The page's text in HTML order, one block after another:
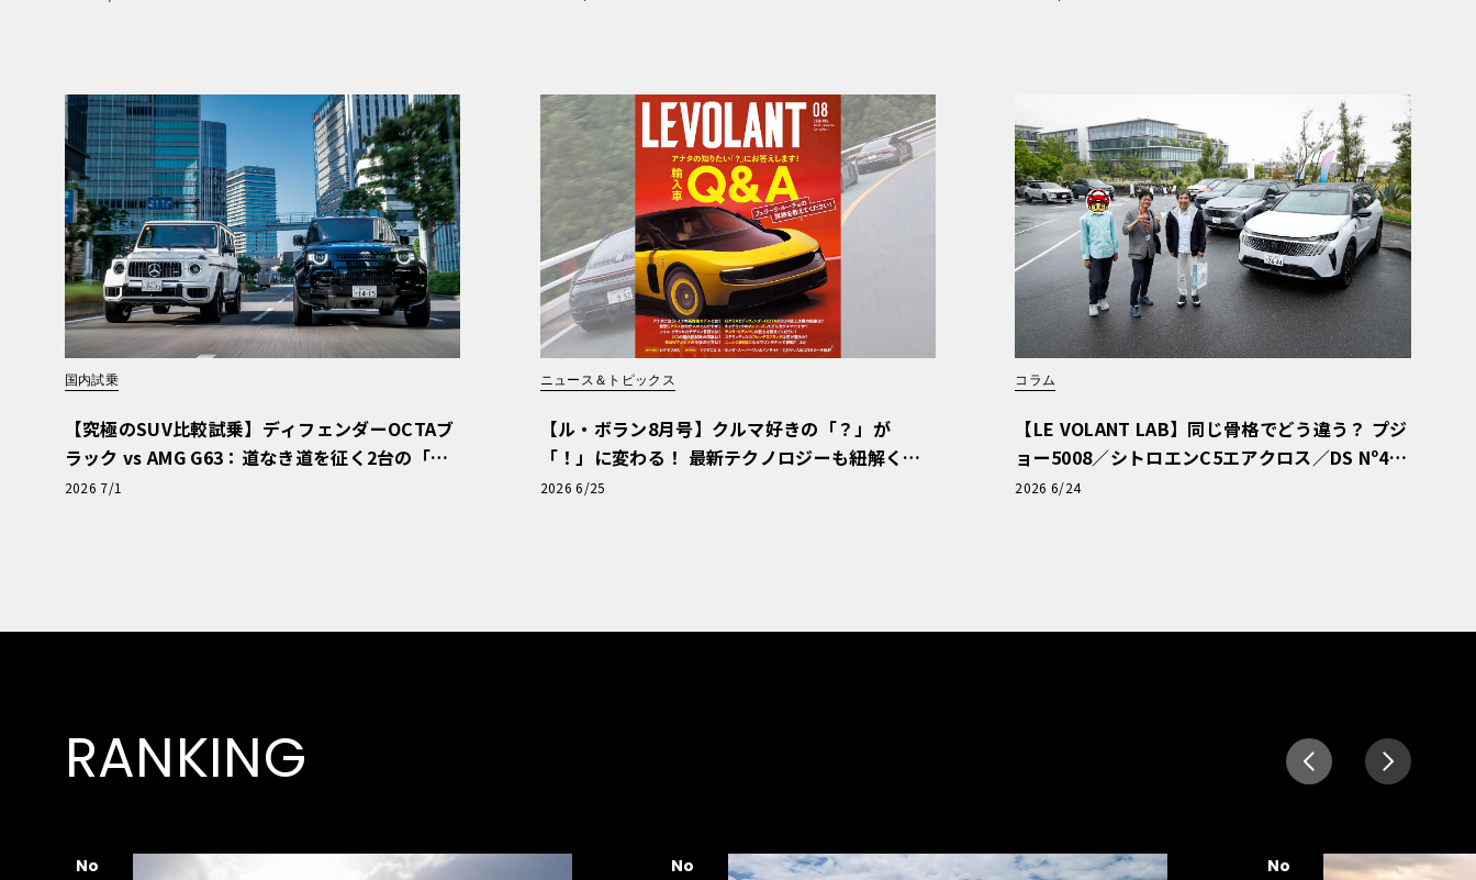
国内試乗
【究極のSUV比較試乗】ディフェンダーOCTAブ
ラック vs AMG G63：道なき道を征く2台の「対
極的アプローチ」
2026 7/1
ニュース＆トピックス
【ル・ボラン8月号】クルマ好きの「？」が
「！」に変わる！ 最新テクノロジーも紐解く
「輸入車Q&A」
2026 6/25
コラム
【LE VOLANT LAB】同じ骨格でどう違う？ プジ
ョー5008／シトロエンC5エアクロス／DS Nº4
読者一気乗りレポート
2026 6/24
RANKING
No No No